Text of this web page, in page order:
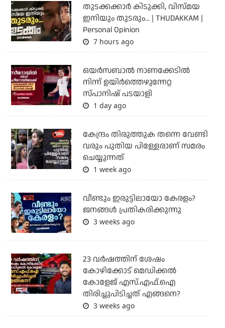
തുടക്കക്കാര്‍ കിടുക്കി, വിസ്മയ
ഇനിയും തുടരും... | THUDAKKAM |
Personal Opinion
7 hours ago
ഒയര്‍സബാൽ നാണക്കേടിൽ
നിന്ന് ഉയിർത്തെഴുന്നേറ്റ
സ്പാനിഷ് പടയാളി
1 day ago
കേന്ദ്രം തിരുത്തുക തന്നെ വേണ്ടി
വരും പുതിയ പിള്ളേരാണ് സമരം
ചെയ്യുന്നത്
1 week ago
വീണ്ടും ഇരുട്ടിലായോ കേരളം?
ജനങ്ങൾ പ്രതികരിക്കുന്നു
3 weeks ago
23 വർഷത്തിന് ശേഷം
കോഴിക്കോട് മെഡിക്കൽ
കോളേജ് എസ്.എഫ്.ഐ
തിരിച്ചുപിടിച്ചത് എങ്ങനെ?
3 weeks ago